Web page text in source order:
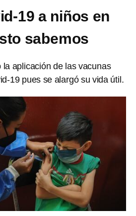
19 a niños en
sabemos
la aplicación de las vacunas
19 pues se alargó su vida útil.